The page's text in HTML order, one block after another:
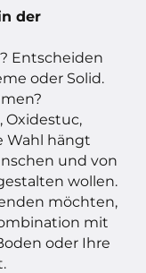
der
Entscheiden
oder Solid.
Oxidestuc,
Wahl hängt
und von
wollen.
möchten,
mit
oder Ihre